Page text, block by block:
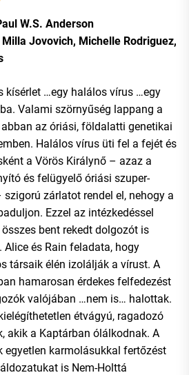
W.S. Anderson
Jovovich, Michelle Rodriguez,
kísérlet …egy halálos vírus …egy
Valami szörnyűség lappang a
az óriási, földalatti genetikai
Halálos vírus üti fel a fejét és
a Vörös Királynő – azaz a
és felügyelő óriási szuper-
szigorú zárlatot rendel el, nehogy a
Ezzel az intézkedéssel
bent rekedt dolgozót is
Alice és Rain feladata, hogy
társaik élén izolálják a vírust. A
hamarosan érdekes felfedezést
valójában …nem is… halottak.
étvágyú, ragadozó
akik a Kaptárban ólálkodnak. A
egyetlen karmolásukkal fertőzést
is Nem-Holttá